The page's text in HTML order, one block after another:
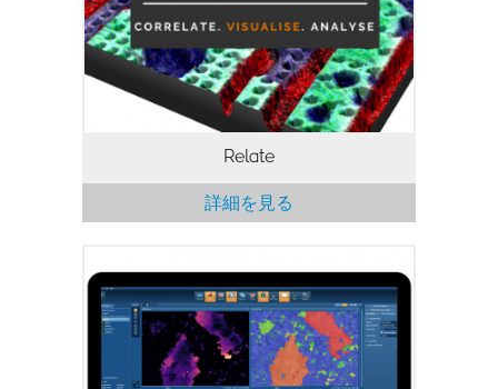
せ、2Dおよび3Dの多層データを可視化
し、相関解析を行うために必要なツールを
提供します。
Relate
詳細を見る
高い品質のデータを収集することは、
EBSD解析の第一歩です。AZtecCrystalは
EBSDデータを処理・解析するために必要
な全てのツールを備え、材料に関する問題
を解決します。 AZtecHKLとシームレスに